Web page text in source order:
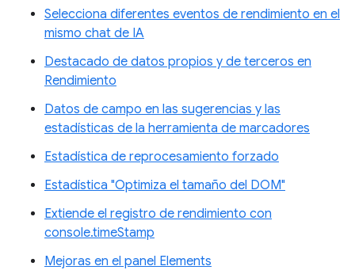
Selecciona diferentes eventos de rendimiento en el
mismo chat de IA
Destacado de datos propios y de terceros en
Rendimiento
Datos de campo en las sugerencias y las
estadísticas de la herramienta de marcadores
Estadística de reprocesamiento forzado
Estadística "Optimiza el tamaño del DOM"
Extiende el registro de rendimiento con
console.timeStamp
Mejoras en el panel Elements